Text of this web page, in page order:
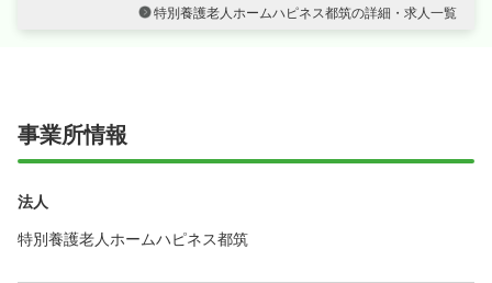
・日勤のみで年間休日119日でメリハリよく働
特別養護老人ホームハピネス都筑の詳細・求人一覧
事業所情報
法人
特別養護老人ホームハピネス都筑